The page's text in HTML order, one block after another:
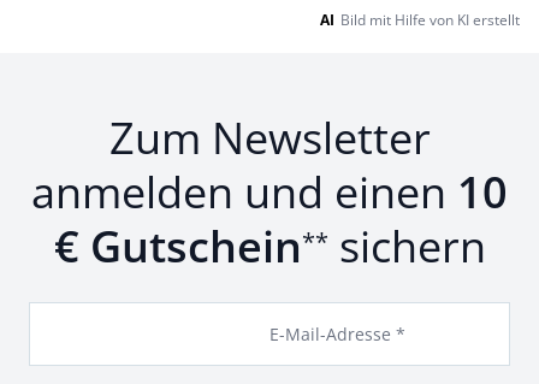
AI Bild mit Hilfe von KI erstellt
Zum Newsletter
anmelden und einen 10
€ Gutschein** sichern
E-Mail-Adresse *